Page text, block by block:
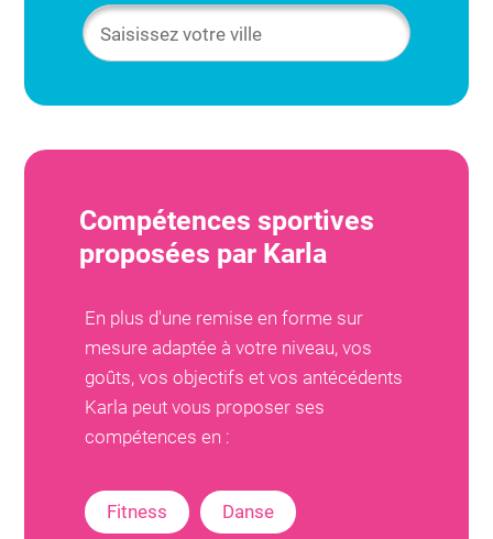
Compétences sportives
proposées par Karla
En plus d'une remise en forme sur
mesure adaptée à votre niveau, vos
goûts, vos objectifs et vos antécédents
Karla peut vous proposer ses
compétences en :
Fitness Danse